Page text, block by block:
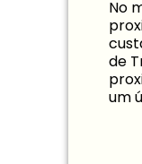
No
de
um